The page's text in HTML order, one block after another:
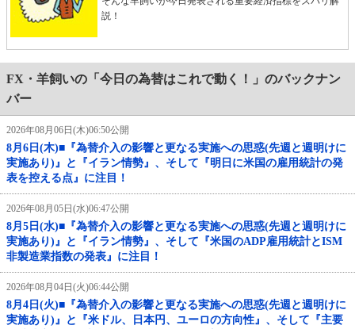
説！
FX・羊飼いの「今日の為替はこれで動く！」のバックナン
バー
2026年08月06日(木)06:50公開
8月6日(木)■『為替介入の影響と更なる実施への思惑(先週と週明けに
実施あり)』と『イラン情勢』、そして『明日に米国の雇用統計の発
表を控える点』に注目！
2026年08月05日(水)06:47公開
8月5日(水)■『為替介入の影響と更なる実施への思惑(先週と週明けに
実施あり)』と『イラン情勢』、そして『米国のADP雇用統計とISM
非製造業指数の発表』に注目！
2026年08月04日(火)06:44公開
8月4日(火)■『為替介入の影響と更なる実施への思惑(先週と週明けに
実施あり)』と『米ドル、日本円、ユーロの方向性』、そして『主要